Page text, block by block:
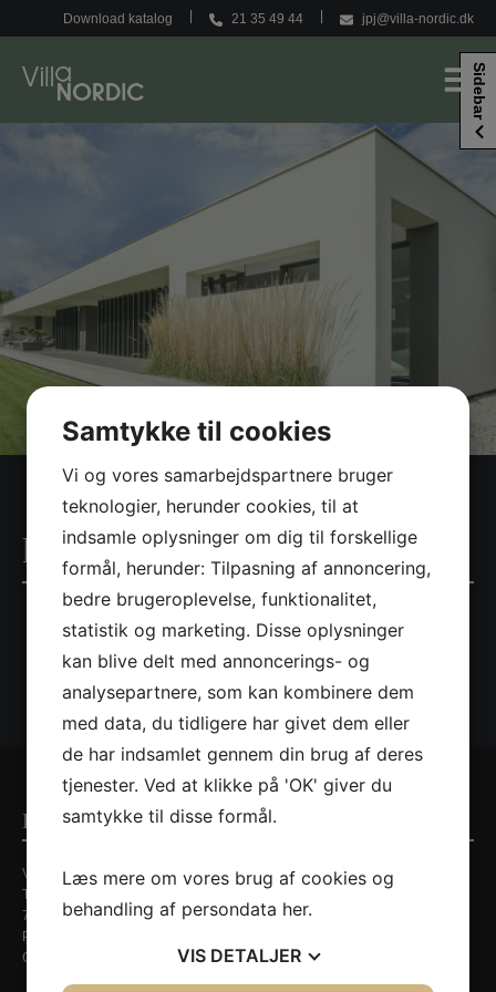
til
Download katalog 21 35 49 44 jpj@villa-nordic.dk
k9
Sidebar
Kontaktinformationer
Villa Nordic
Tirsbækvej 13A
7120 Vejle Ø
Persondatapolitik
CVR. nr. 35648429
Samtykke til cookies
Vi og vores samarbejdspartnere bruger
teknologier, herunder cookies, til at
indsamle oplysninger om dig til forskellige
formål, herunder: Tilpasning af annoncering,
bedre brugeroplevelse, funktionalitet,
statistik og marketing. Disse oplysninger
kan blive delt med annoncerings- og
analysepartnere, som kan kombinere dem
med data, du tidligere har givet dem eller
de har indsamlet gennem din brug af deres
tjenester. Ved at klikke på 'OK' giver du
samtykke til disse formål.
Læs mere om vores brug af cookies og
behandling af persondata her.
VIS DETALJER